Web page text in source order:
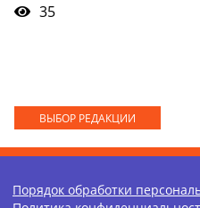
35
ВЫБОР РЕДАКЦИИ
Порядок обработки